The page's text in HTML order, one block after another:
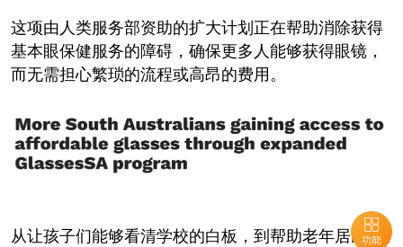
功能
这项由人类服务部资助的扩大计划正在帮助消除获得
基本眼保健服务的障碍，确保更多人能够获得眼镜，
而无需担心繁琐的流程或高昂的费用。
从让孩子们能够看清学校的白板，到帮助老年居民保